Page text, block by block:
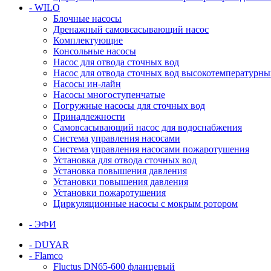
- WILO
Блочные насосы
Дренажный самовсасывающий насос
Комплектующие
Консольные насосы
Насос для отвода сточных вод
Насос для отвода сточных вод
Насосы ин-лайн
Насосы многоступенчатые
Погружные насосы для сточных вод
Принадлежности
Самовсасывающий насос для водоснабжения
Система управления насосами
Система управления насосами пожаротушения
Установка для отвода сточных вод
Установка повышения давления
Установки повышения давления
Установки пожаротушения
Циркуляционные насосы с мокрым ротором
- ЭФИ
- DUYAR
- Flamco
Fluctus DN65-600 фланцевый